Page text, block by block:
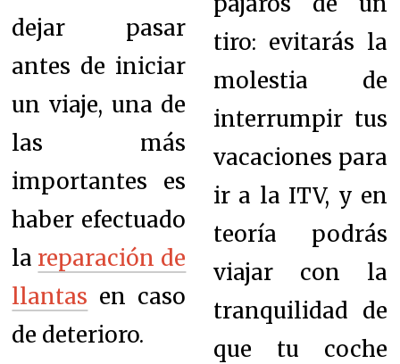
dejar pasar
antes de iniciar
un viaje, una de
las más
importantes es
haber efectuado
la reparación de
llantas en caso
de deterioro.
tiro: evitarás la
molestia de
interrumpir tus
vacaciones para
ir a la ITV, y en
teoría podrás
viajar con la
tranquilidad de
que tu coche